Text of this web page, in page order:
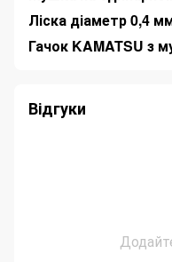
Ліска діаметр 0,4
Гачок KAMATSU з
Відгуки